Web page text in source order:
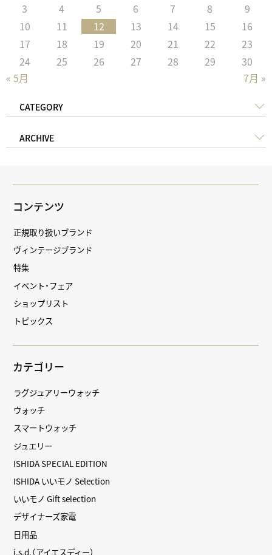
« 5月 7月 »
3
4 5 6 7 8
9
10
11 12 13 14 15
16
17
18 19 20 21 22
23
24
25 26 27 28 29 30
CATEGORY
ARCHIVE
コンテンツ
正規取り扱いブランド
ヴィンテージブランド
特集
イベント・フェア
ショップリスト
トピックス
カテゴリー
ラグジュアリーウォッチ
ウォッチ
スマートウォッチ
ジュエリー
ISHIDA SPECIAL EDITION
ISHIDA いいモノ Selection
いいモノ Gift selection
デザイナーズ家電
日用品
i.s.d.（アイエスディー）